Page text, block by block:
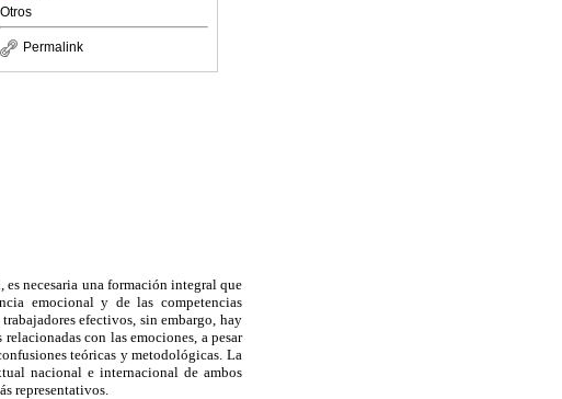
Otros
Permalink
necesaria una formación integral que
emocional y de las competencias
efectivos, sin embargo, hay
con las emociones, a pesar
teóricas y metodológicas. La
nacional e internacional de ambos
representativos.